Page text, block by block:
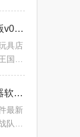
玩家
玩具商店模拟器游戏手机版v0.1.2无限金币版
具店
国。
种
第一战队豪兽者变身模拟器软件最新版v0.9.6手机版
最新
队打